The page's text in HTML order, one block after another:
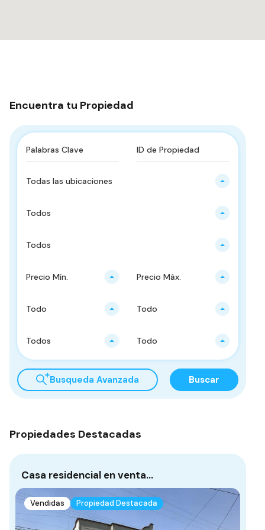
Encuentra tu Propiedad
Todas las ubicaciones
Todos
Todos
Precio Mín. Precio Máx.
Todo Todo
Todos Todo
Busqueda Avanzada Buscar
Propiedades Destacadas
Casa residencial en venta…
Vendidas Propiedad Destacada